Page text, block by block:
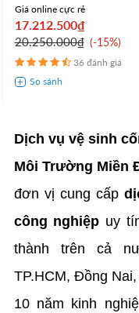
Giá online cực rẻ
17.212.500₫
20.250.000₫ -15%
36 đánh giá
Dịch vụ vệ sinh
Môi Trường Miền
đơn vị cung cấp
công nghiệp uy
thành trên cả
TP.HCM, Đồng
10 năm kinh